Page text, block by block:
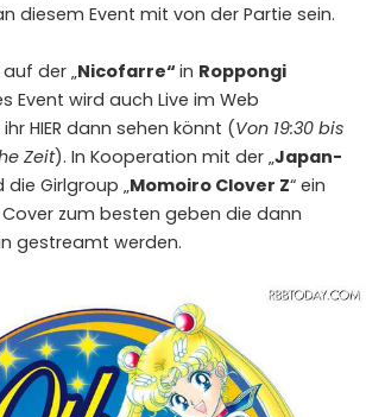
diesem Event mit von der Partie sein.
der „Nicofarre“ in Roppongi
Event wird auch Live im Web
HIER dann sehen könnt (Von 19:30 bis
Zeit). In Kooperation mit der „Japan-
die Girlgroup „Momoiro Clover Z“ ein
zum besten geben die dann
gestreamt werden.